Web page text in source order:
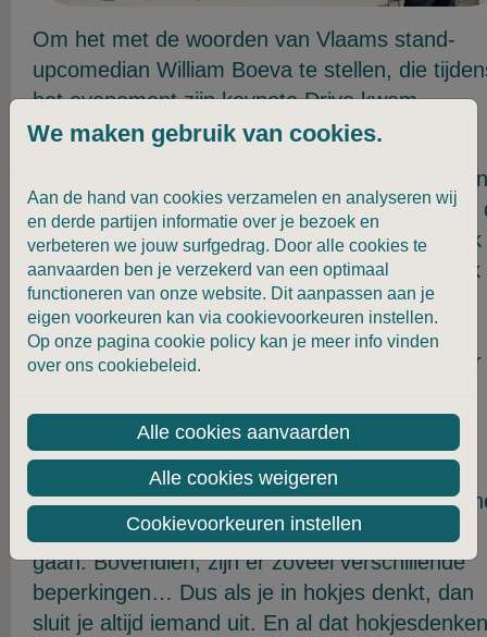
Om het met de woorden van Vlaams stand-
upcomedian William Boeva te stellen, die
het evenement zijn keynote Drive kwam
voorstellen:
“Ik ben geen rolmodel. Toch moet ik het komen
uitleggen. Ik moet uitleggen wat er mis gaat in
maatschappij op het vlak van inclusie. En ik lijk
het nog beter te weten ook? Gewoon omdat ik
een handicap heb. Hoe kan dat nu? Er zijn
nochtans wereldwijd 20% mensen met een
handicap. Hoe komt het dat we zo onzichtbaar
“We moeten af van het hokjesdenken. We
hebben daar als maatschappij niets aan. We
blijven dan een rechte lijn bewandelen, terwijl
juist interessant is om soms links of rechts te
gaan. Bovendien, zijn er zoveel verschillende
beperkingen… Dus als je in hokjes denkt, dan
sluit je altijd iemand uit. En al dat hokjesdenken
We maken gebruik van cookies.
Aan de hand van cookies verzamelen en analyseren wij
en derde partijen informatie over je bezoek en
verbeteren we jouw surfgedrag. Door alle cookies te
aanvaarden ben je verzekerd van een optimaal
functioneren van onze website. Dit aanpassen aan je
eigen voorkeuren kan via cookievoorkeuren instellen.
Op onze pagina cookie policy kan je meer info vinden
over ons cookiebeleid.
Alle cookies aanvaarden
Alle cookies weigeren
Cookievoorkeuren instellen